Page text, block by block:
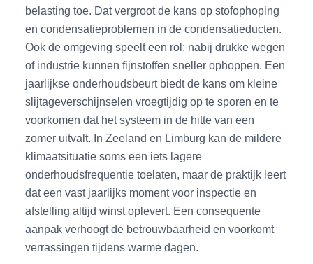
belasting toe. Dat vergroot de kans op stofophoping
en condensatieproblemen in de condensatieducten.
Ook de omgeving speelt een rol: nabij drukke wegen
of industrie kunnen fijnstoffen sneller ophoppen. Een
jaarlijkse onderhoudsbeurt biedt de kans om kleine
slijtageverschijnselen vroegtijdig op te sporen en te
voorkomen dat het systeem in de hitte van een
zomer uitvalt. In Zeeland en Limburg kan de mildere
klimaatsituatie soms een iets lagere
onderhoudsfrequentie toelaten, maar de praktijk leert
dat een vast jaarlijks moment voor inspectie en
afstelling altijd winst oplevert. Een consequente
aanpak verhoogt de betrouwbaarheid en voorkomt
verrassingen tijdens warme dagen.